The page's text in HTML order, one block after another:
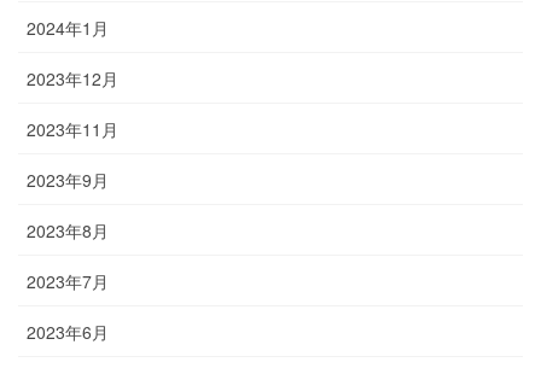
2024年1月
2023年12月
2023年11月
2023年9月
2023年8月
2023年7月
2023年6月